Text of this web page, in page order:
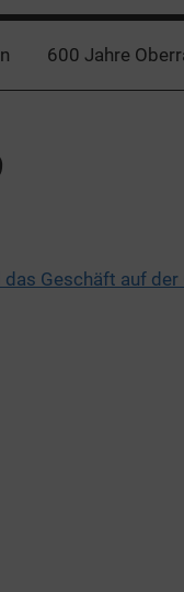
600 Jahre
Geschäft auf